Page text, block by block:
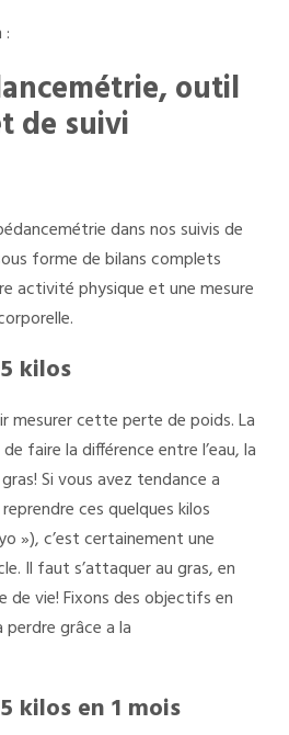
:
outil
de suivi
dans nos suivis de
forme de bilans complets
activité physique et une mesure
kilos
mesurer cette perte de poids. La
faire la différence entre l’eau, la
Si vous avez tendance a
ces quelques kilos
»), c’est certainement une
Il faut s’attaquer au gras, en
vie! Fixons des objectifs en
perdre grâce a la
kilos en 1 mois